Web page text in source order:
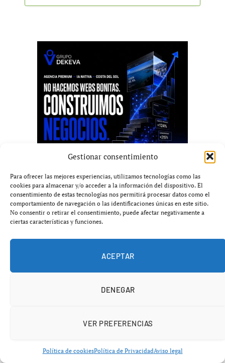
Gestionar consentimiento
Para ofrecer las mejores experiencias, utilizamos tecnologías como las
cookies para almacenar y/o acceder a la información del dispositivo. El
consentimiento de estas tecnologías nos permitirá procesar datos como el
comportamiento de navegación o las identificaciones únicas en este sitio.
No consentir o retirar el consentimiento, puede afectar negativamente a
ciertas características y funciones.
ACEPTAR
DENEGAR
VER PREFERENCIAS
Política de cookiesPolítica de PrivacidadAviso legal